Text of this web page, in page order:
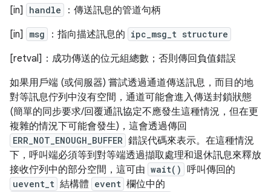
[in] handle
：傳送訊息的管道句柄
[in]
msg ：指向描述訊息的 ipc_msg_t structure
[retval]：成功傳送的位元組總數；否則傳回負值錯誤
如果用戶端 (或伺服器) 嘗試透過通道傳送訊息，而目的地
對等訊息佇列中沒有空間，通道可能會進入傳送封鎖狀態
(簡單的同步要求/回覆通訊協定不應發生這種情況，但在更
複雜的情況下可能會發生)，這會透過傳回
ERR_NOT_ENOUGH_BUFFER 錯誤代碼來表示。在這種情況
下，呼叫端必須等到對等端透過擷取處理和退休訊息來釋放
接收佇列中的部分空間，這可由 wait() 呼叫傳回的
uevent_t 結構體 event 欄位中的